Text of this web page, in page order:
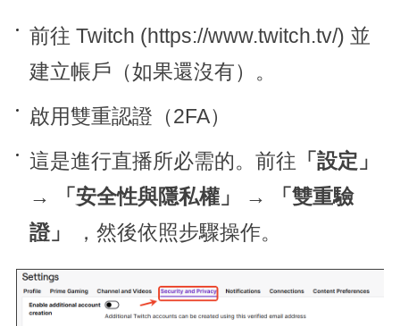
前往 Twitch (https://www.twitch.tv/) 並
建立帳戶（如果還沒有）。
啟用雙重認證（2FA）
這是進行直播所必需的。前往 「設定」
→
「安全性與隱私權」 →
「雙重驗
證」
，然後依照步驟操作。